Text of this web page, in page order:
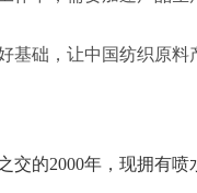
基础，让中国纺织原料
交的2000年，现拥有